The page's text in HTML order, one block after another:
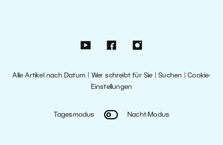
Alle Artikel nach Datum Wer schreibt für Sie |Suchen |Cookie-
Einstellungen
Tagesmodus Nacht-Modus